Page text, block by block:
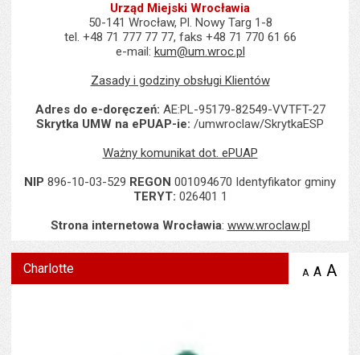
Urząd Miejski Wrocławia
50-141 Wrocław, Pl. Nowy Targ 1-8
tel. +48 71 777 77 77, faks +48 71 770 61 66
e-mail: kum@um.wroc.pl
Zasady i godziny obsługi Klientów
Adres do e-doręczeń: AE:PL-95179-82549-VVTFT-27
Skrytka UMW na ePUAP-ie: /umwroclaw/SkrytkaESP
Ważny komunikat dot. ePUAP
NIP 896-10-03-529 REGON 001094670 Identyfikator gminy
TERYT: 026401 1
Strona internetowa Wrocławia: www.wroclaw.pl
Charlotte A zmniejsz
A A